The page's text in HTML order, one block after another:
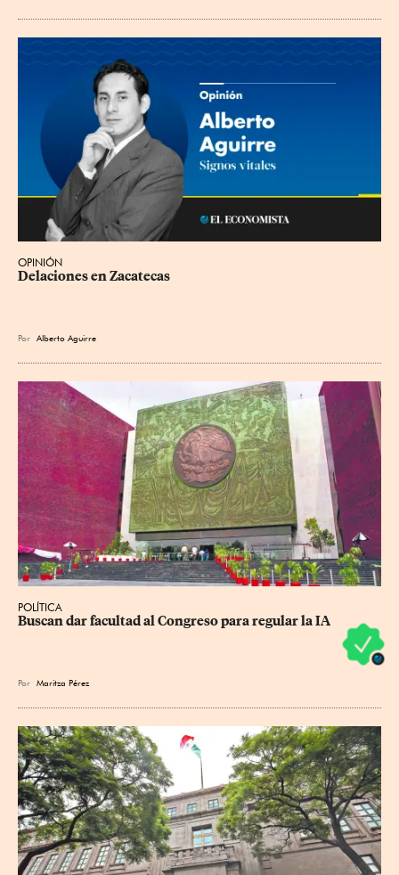
OPINIÓN
Delaciones en Zacatecas
Por Alberto Aguirre
POLÍTICA
Buscan dar facultad al Congreso para regular la IA
Por Maritza Pérez